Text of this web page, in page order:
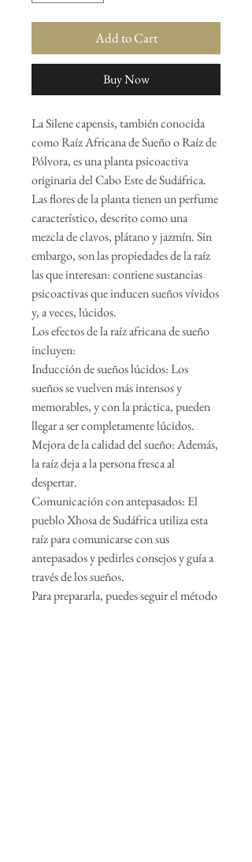
Add to Cart
Buy Now
La Silene capensis, también conocida
como Raíz Africana de Sueño o Raíz de
Pólvora, es una planta psicoactiva
originaria del Cabo Este de Sudáfrica.
Las flores de la planta tienen un perfume
característico, descrito como una
mezcla de clavos, plátano y jazmín. Sin
embargo, son las propiedades de la raíz
las que interesan: contiene sustancias
psicoactivas que inducen sueños vívidos
y, a veces, lúcidos.
Los efectos de la raíz africana de sueño
incluyen:
Inducción de sueños lúcidos: Los
sueños se vuelven más intensos y
memorables, y con la práctica, pueden
llegar a ser completamente lúcidos.
Mejora de la calidad del sueño: Además,
la raíz deja a la persona fresca al
despertar.
Comunicación con antepasados: El
pueblo Xhosa de Sudáfrica utiliza esta
raíz para comunicarse con sus
antepasados y pedirles consejos y guía a
través de los sueños.
Para prepararla, puedes seguir el método
tradicional utilizado por los Xhosa: